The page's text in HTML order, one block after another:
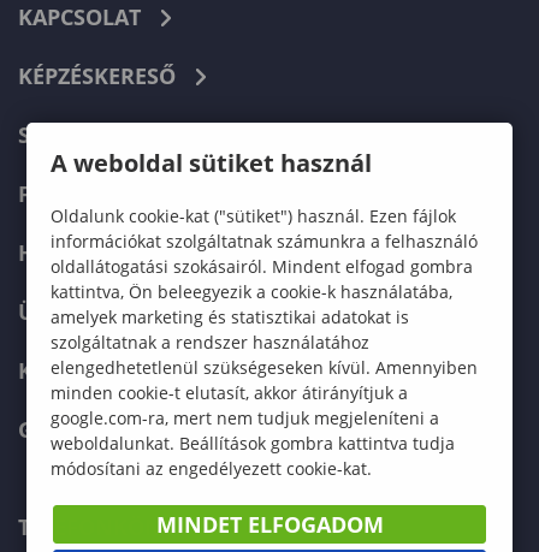
KAPCSOLAT
KÉPZÉSKERESŐ
SZERVEZETI FELÉPÍTÉS
FELVÉTELIZŐKNEK
HALLGATÓKNAK
ÜZLETI PARTNEREKNEK
KARRIER
GREEN UNIVERSITY
TELEFONKÖNYV
A weboldal sütiket használ
Oldalunk cookie-kat ("sütiket") használ. Ezen fájlok
információkat szolgáltatnak számunkra a felhasználó
oldallátogatási szokásairól. Mindent elfogad gombra
kattintva, Ön beleegyezik a cookie-k használatába,
amelyek marketing és statisztikai adatokat is
szolgáltatnak a rendszer használatához
elengedhetetlenül szükségeseken kívül. Amennyiben
minden cookie-t elutasít, akkor átirányítjuk a
google.com-ra, mert nem tudjuk megjeleníteni a
weboldalunkat. Beállítások gombra kattintva tudja
módosítani az engedélyezett cookie-kat.
MINDET ELFOGADOM